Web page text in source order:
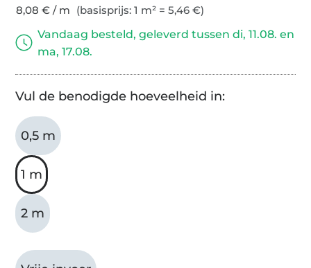
8,08 € / m (basisprijs: 1 m² = 5,46 €)
Vandaag besteld, geleverd tussen di, 11.08. en
ma, 17.08.
Vul de benodigde hoeveelheid in:
0,5 m
1 m
2 m